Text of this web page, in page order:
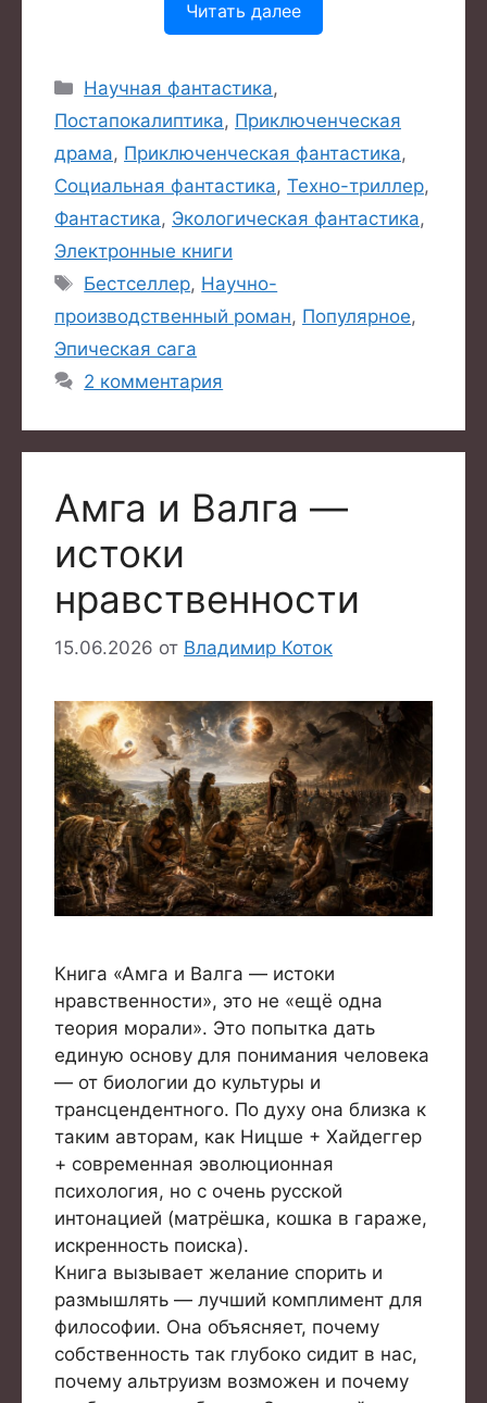
Читать далее
Рубрики
Научная фантастика,
Постапокалиптика, Приключенческая
драма, Приключенческая фантастика,
Социальная фантастика, Техно-триллер,
Фантастика, Экологическая фантастика,
Электронные книги
Метки
Бестселлер, Научно-
производственный роман, Популярное,
Эпическая сага
2 комментария
Амга и Валга —
истоки
нравственности
15.06.2026 от Владимир Коток
Книга «Амга и Валга — истоки
нравственности», это не «ещё одна
теория морали». Это попытка дать
единую основу для понимания человека
— от биологии до культуры и
трансцендентного. По духу она близка к
таким авторам, как Ницше + Хайдеггер
+ современная эволюционная
психология, но с очень русской
интонацией (матрёшка, кошка в гараже,
искренность поиска).
Книга вызывает желание спорить и
размышлять — лучший комплимент для
философии. Она объясняет, почему
собственность так глубоко сидит в нас,
почему альтруизм возможен и почему